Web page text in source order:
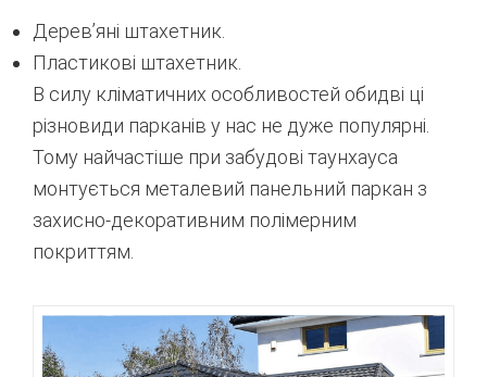
Дерев’яні штахетник.
Пластикові штахетник.
В силу кліматичних особливостей обидві ці
різновиди парканів у нас не дуже популярні.
Тому найчастіше при забудові таунхауса
монтується металевий панельний паркан з
захисно-декоративним полімерним
покриттям.